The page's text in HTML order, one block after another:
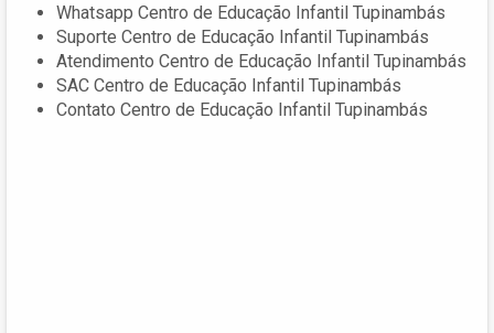
Whatsapp Centro de Educação Infantil Tupinambás
Suporte Centro de Educação Infantil Tupinambás
Atendimento Centro de Educação Infantil Tupinambás
SAC Centro de Educação Infantil Tupinambás
Contato Centro de Educação Infantil Tupinambás